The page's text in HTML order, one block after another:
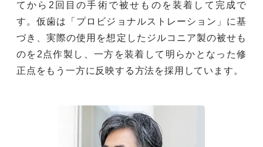
てから2回目の手術で被せものを装着して完成で
す。仮歯は「プロビジョナルストレーション」に基
づき、実際の使用を想定したジルコニア製の被せも
のを2点作製し、一方を装着して明らかとなった修
正点をもう一方に反映する方法を採用しています。